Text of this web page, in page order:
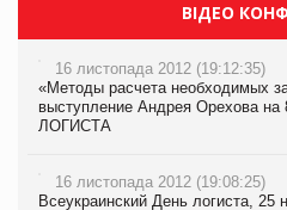
ВІДЕО
16 листопада 2012 (19:12:35)
«Методы расчета необходимых
выступление Андрея Орехова
ЛОГИСТА
16 листопада 2012 (19:08:25)
Всеукраинский День логиста, 25